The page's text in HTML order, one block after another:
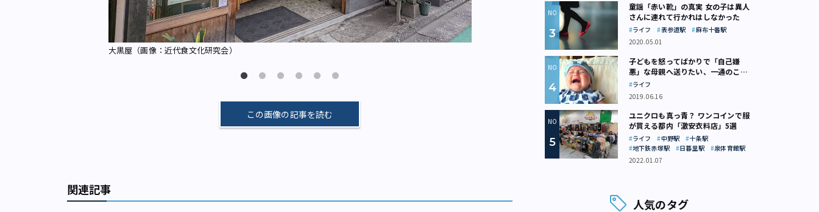
大黒屋（画像：近代食文化研究会）
この画像の記事を読む
関連記事
童謡「赤い靴」の真実 女の子は異人
さんに連れて行かれはしなかった
ライフ 表参道駅
麻布十番駅
2020.05.01
子どもを怒ってばかりで「自己嫌
悪」な母親へ送りたい、一通のここ
ろの処方箋
ライフ
2019.06.16
ユニクロも真っ青？ ワンコインで服
が買える都内「激安衣料店」5選
ライフ 中野駅
十条駅
地下鉄赤塚駅
日暮里駅
泉体育館駅
2022.01.07
人気のタグ